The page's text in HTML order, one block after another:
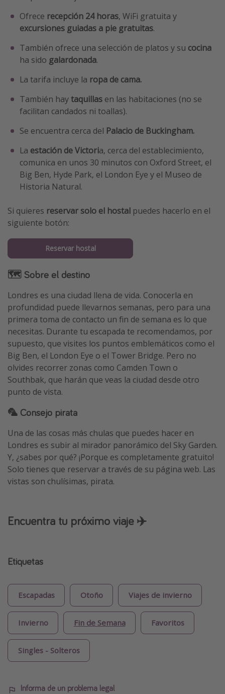
Ofrece recepción 24 horas, WiFi gratuita y
excursiones guiadas a pie gratuitas.
También ofrece una selección de platos y su cocina
ha sido galardonada.
La tarifa incluye la ropa de cama.
También haytaquillas en las habitaciones (no se
facilitan candados ni toallas).
Se encuentra cerca del Palacio de Buckingham.
La estación de Victoria, cerca del establecimiento,
comunica en unos 30 minutos con Oxford Street, el
Big Ben, Hyde Park, el London Eye y el Museo de
Historia Natural.
Si quieres reservar solo el hostal puedes hacerlo en el
siguiente botón:
Reservar hostal
🗺 Sobre el destino
Londres es una ciudad llena de vida. Conocerla en
profundidad puede llevarnos semanas, pero para una
primera toma de contacto un fin de semana es lo que
necesitas. Durante tu escapada te recomendamos, por
supuesto, que visites los puntos emblemáticos como el
Big Ben, el London Eye o el Tower Bridge. Pero no
olvides recorrer zonas como Camden Town o
Southbak, que harán que veas la ciudad desde otro
punto de vista.
🦜 Consejo pirata
Una de las cosas más chulas que puedes hacer en
Londres es subir al mirador panorámico del Sky Garden.
Y, ¿sabes por qué? ¡Porque es completamente gratuito!
Solo tienes que reservar a través de su página web. Las
vistas son chulísimas, pirata.
Encuentra tu próximo viaje ✈️
Etiquetas
Escapadas Otoño Viajes de invierno
Invierno Fin de Semana Favoritos
Singles - Solteros
Informa de un problema legal